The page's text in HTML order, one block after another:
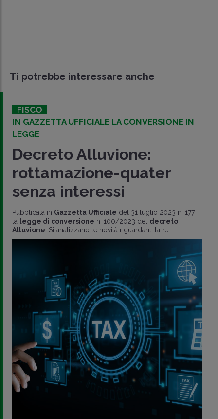
Ti potrebbe interessare anche
FISCO
IN GAZZETTA UFFICIALE LA CONVERSIONE IN
LEGGE
Decreto Alluvione:
rottamazione-quater
senza interessi
Pubblicata in Gazzetta Ufficiale del 31 luglio 2023 n. 177,
la legge di conversione n. 100/2023 del decreto
Alluvione . Si analizzano le novità riguardanti la r..